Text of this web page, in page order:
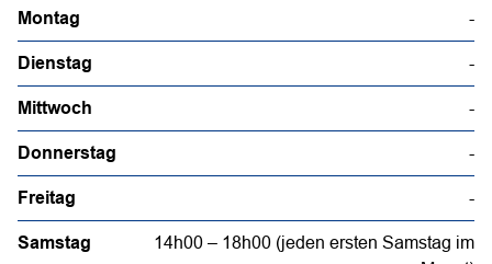
Montag -
Dienstag -
Mittwoch -
Donnerstag -
Freitag -
Samstag
14h00 – 18h00 (jeden ersten Samstag im